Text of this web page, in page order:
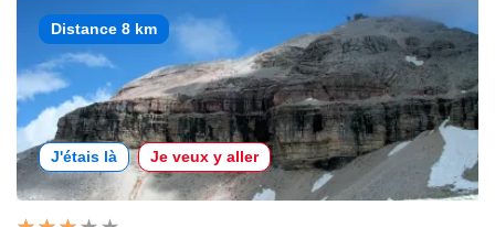
Distance 8 km
J'étais là Je veux y aller